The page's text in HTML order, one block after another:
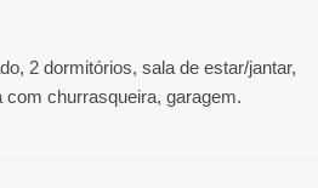
2 dormitórios, sala de estar/jantar,
churrasqueira, garagem.